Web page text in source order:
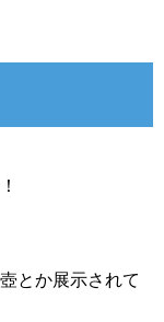
とか展示されて